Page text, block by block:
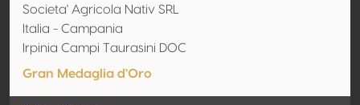
Societa' Agricola Nativ SRL
Italia - Campania
Irpinia Campi Taurasini DOC
Gran Medaglia d'Oro